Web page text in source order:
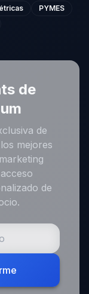
PYMES
de
de
mejores
de